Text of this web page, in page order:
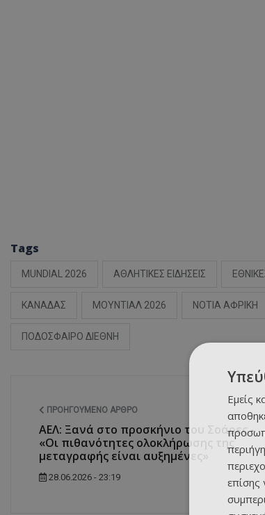
Tags
MUNDIAL 2026 ΑΘΛΗΤΙΚΕΣ ΕΙΔΗΣΕΙΣ
ΚΑΝΑΔΑΣ ΜΟΥΝΤΙΑΛ 2026 ΝΟΤΙΑ ΑΦΡΙΚΗ
ΠΟΔΟΣΦΑΙΡΟ ΔΙΕΘΝΗ
ΠΡΟΗΓΟΎΜΕΝΟ ΆΡΘΡΟ
ΑΕΛ: Ξανά στο προσκήνιο του Σοάρες -
«Οι πιθανότητες ολοκλήρωσης της
μεταγραφής είναι αυξημένες»
28.06.2026 - 23:19
Εμείς
επίσης